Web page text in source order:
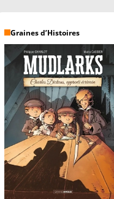
Graines d’Histoires